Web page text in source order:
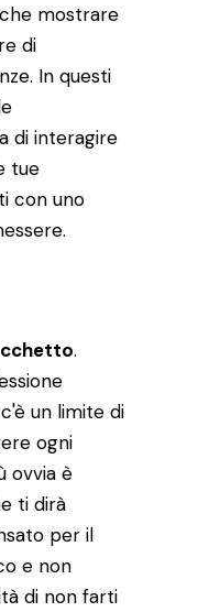
mostrare
di
In questi
di interagire
tue
con uno
.
un limite di
ogni
ovvia è
ti dirà
per il
e non
di non farti